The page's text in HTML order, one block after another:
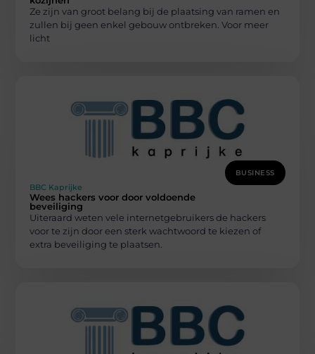
Ze zijn van groot belang bij de plaatsing van ramen en
zullen bij geen enkel gebouw ontbreken. Voor meer
licht
BUSINESS
BBC Kaprijke
Wees hackers voor door voldoende
beveiliging
Uiteraard weten vele internetgebruikers de hackers
voor te zijn door een sterk wachtwoord te kiezen of
extra beveiliging te plaatsen.